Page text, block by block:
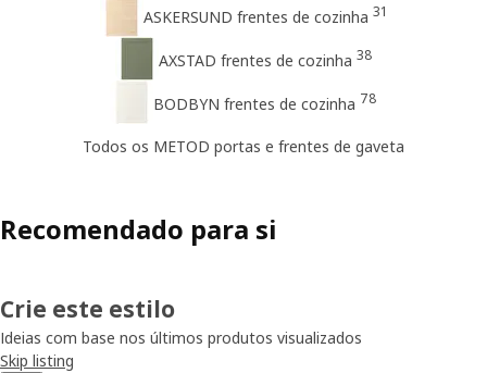
ASKERSUND frentes de cozinha 31
AXSTAD frentes de cozinha 38
BODBYN frentes de cozinha 78
Todos os METOD portas e frentes de gaveta
Recomendado para si
Crie este estilo
Ideias com base nos últimos produtos visualizados
Skip listing